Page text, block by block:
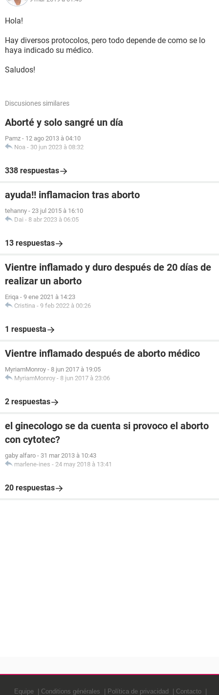
Hola!
Hay diversos protocolos, pero todo depende de como se lo
haya indicado su médico.
Saludos!
Discusiones similares
Aborté y solo sangré un día
Pamz - 12 ago 2013 à 04:10
Noa - 30 jun 2023 à 08:32
338 respuestas
ayuda!! inflamacion tras aborto
tehanny - 23 jul 2015 à 16:10
Dai - 8 abr 2023 à 06:05
13 respuestas
Vientre inflamado y duro después de 20 días de
realizar un aborto
Eriqa - 9 ene 2021 à 14:23
Cristina - 9 feb 2022 à 00:26
1 respuesta
Vientre inflamado después de aborto médico
MyriamMonroy - 8 jun 2017 à 19:05
MyriamMonroy - 8 jun 2017 à 23:06
2 respuestas
el ginecologo se da cuenta si provoco el aborto
con cytotec?
gaby alfaro - 31 mar 2013 à 10:43
marlene-ines - 24 may 2018 à 13:41
20 respuestas
Equipe Conditions générales Política de privacidad Contacto